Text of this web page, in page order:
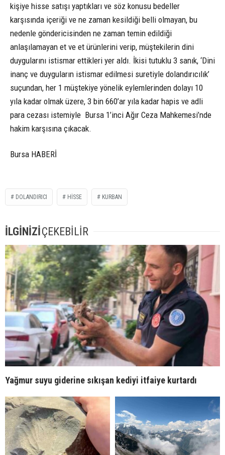
kişiye hisse satışı yaptıkları ve söz konusu bedeller
karşısında içeriği ve ne zaman kesildiği belli olmayan, bu
nedenle göndericisinden ne zaman temin edildiği
anlaşılamayan et ve et ürünlerini verip, müştekilerin dini
duygularını istismar ettikleri yer aldı. İkisi tutuklu 3 sanık, ‘Dini
inanç ve duyguların istismar edilmesi suretiyle dolandırıcılık’
suçundan, her 1 müştekiye yönelik eylemlerinden dolayı 10
yıla kadar olmak üzere, 3 bin 660’ar yıla kadar hapis ve adli
para cezası istemiyle Bursa 1’inci Ağır Ceza Mahkemesi’nde
hakim karşısına çıkacak.
Bursa HABERİ
DOLANDIRICI HISSE KURBAN
İLGİNİZİÇEKEBİLİR
Yağmur suyu giderine sıkışan kediyi itfaiye kurtardı